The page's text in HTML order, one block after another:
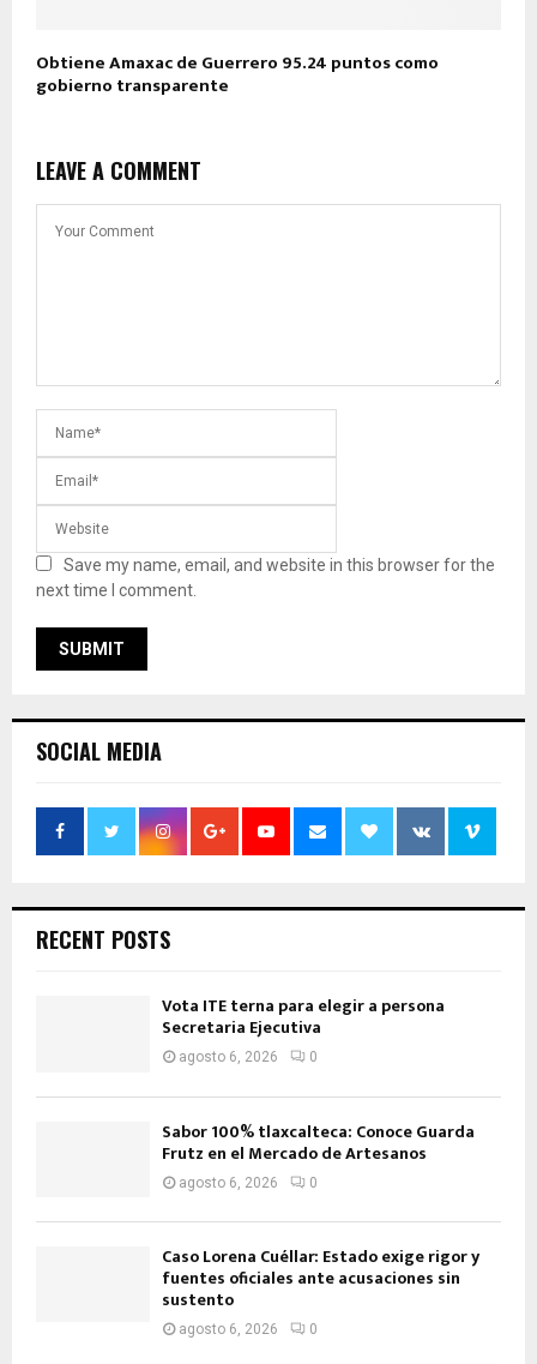
Obtiene Amaxac de Guerrero 95.24 puntos como
gobierno transparente
LEAVE A COMMENT
Save my name, email, and website in this browser for the
next time I comment.
SOCIAL MEDIA
RECENT POSTS
Vota ITE terna para elegir a persona
Secretaria Ejecutiva
agosto 6, 2026 0
Sabor 100% tlaxcalteca: Conoce Guarda
Frutz en el Mercado de Artesanos
agosto 6, 2026 0
Caso Lorena Cuéllar: Estado exige rigor y
fuentes oficiales ante acusaciones sin
sustento
agosto 6, 2026 0